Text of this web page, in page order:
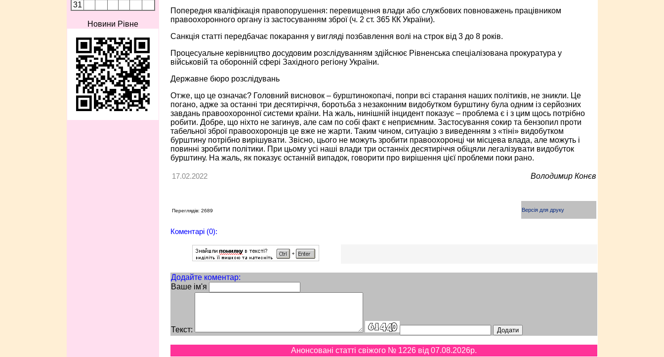
31
Новини Рівне
Попередня кваліфікація правопорушення: перевищення влади або службових повноважень працівником
правоохоронного органу із застосуванням зброї (ч. 2 ст. 365 КК України).
Санкція статті передбачає покарання у вигляді позбавлення волі на строк від 3 до 8 років.
Процесуальне керівництво досудовим розслідуванням здійснює Рівненська спеціалізована прокуратура у
військовій та оборонній сфері Західного регіону України.
Державне бюро розслідувань
Отже, що це означає? Головний висновок – бурштинокопачі, попри всі старання наших політиків, не зникли. Це
погано, адже за останні три десятиріччя, боротьба з незаконним видобутком бурштину була одним із серйозних
завдань правоохоронної системи країни. На жаль, нинішній інцидент показує – проблема є і з цим щось потрібно
робити. Добре, що ніхто не загинув, але сам по собі факт є неприємним. Застосування сокир та бензопил проти
табельної зброї правоохоронців це вже не жарти. Таким чином, ситуацію з виведенням з «тіні» видобутком
бурштину потрібно вирішувати. Звісно, цього не можуть зробити правоохоронці чи місцева влада, але можуть і
повинні зробити політики. При цьому усі наші влади три останніх десятиріччя обіцяли легалізувати видобуток
бурштину. На жаль, як показує останній випадок, говорити про вирішення цієї проблеми поки рано.
17.02.2022 Володимир Конєв
Переглядів: 2689 Версія для друку
Коментарі (0):
Додайте коментар:
Ваше ім'я
Текст:
Анонсовані статті свіжого № 1226 від 07.08.2026p.